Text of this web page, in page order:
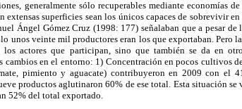
generalmente sólo recuperables mediante economías
superficies sean los únicos capaces de sobrevivir en
Ángel Gómez Cruz (1998: 177) señalaban que a pesar de
unos veinte mil productores eran los que exportaban. Pero
actores que participan, sino que también se da en
en el entorno: 1) Concentración en pocos cultivos
pimiento y aguacate) contribuyeron en 2009 con el
productos aglutinaron 60% de ese total. Esta situación se
52% del total exportado.